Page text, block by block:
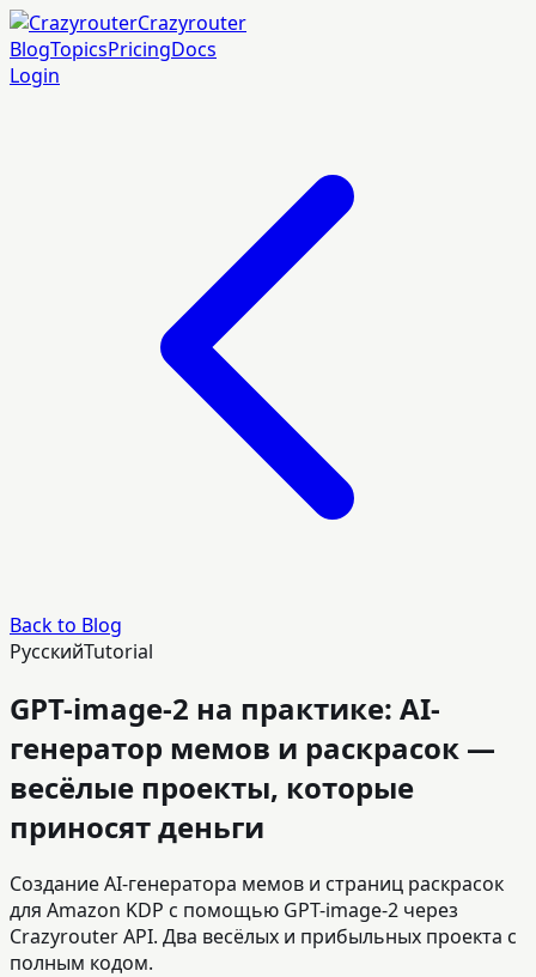
Crazyrouter
BlogTopicsPricingDocs
Login
Back to Blog
РусскийTutorial
GPT-image-2 на практике: AI-
генератор мемов и раскрасок —
весёлые проекты, которые
приносят деньги
Создание AI-генератора мемов и страниц раскрасок
для Amazon KDP с помощью GPT-image-2 через
Crazyrouter API. Два весёлых и прибыльных проекта с
полным кодом.